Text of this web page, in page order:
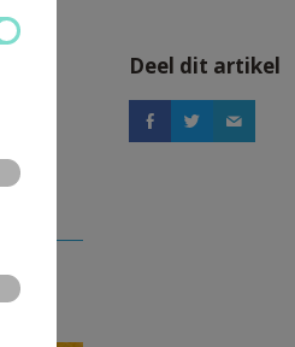
Deel dit artikel